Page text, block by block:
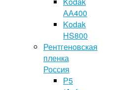
АА400
Kodak
HS800
Рентгеновская
пленка
Россия
Р5